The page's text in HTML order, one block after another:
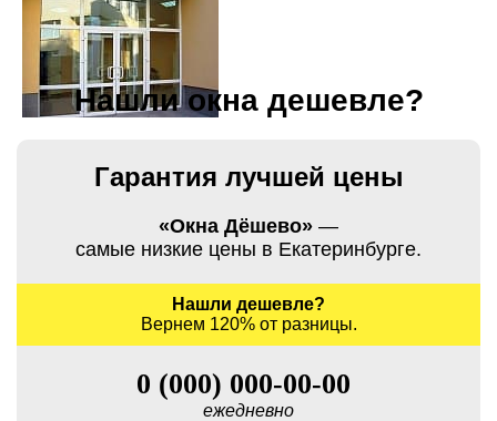
Нашли окна дешевле?
Гарантия лучшей цены
«Окна Дёшево» —
самые низкие цены в Екатеринбурге.
Нашли дешевле?
Вернем 120% от разницы.
0 (000) 000-00-00
ежедневно